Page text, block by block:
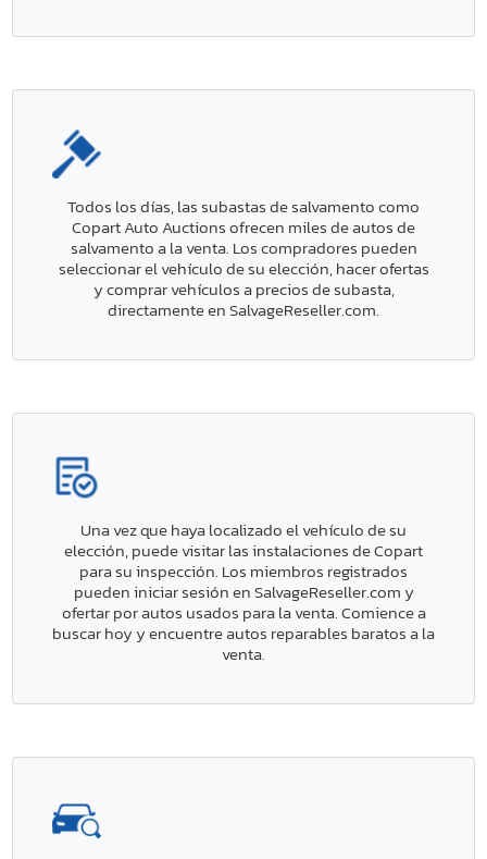
Todos los días, las subastas de salvamento como
Copart Auto Auctions ofrecen miles de autos de
salvamento a la venta. Los compradores pueden
seleccionar el vehículo de su elección, hacer ofertas
y comprar vehículos a precios de subasta,
directamente en SalvageReseller.com.
Una vez que haya localizado el vehículo de su
elección, puede visitar las instalaciones de Copart
para su inspección. Los miembros registrados
pueden iniciar sesión en SalvageReseller.com y
ofertar por autos usados para la venta. Comience a
buscar hoy y encuentre autos reparables baratos a la
venta.